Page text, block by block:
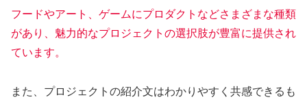
フードやアート、ゲームにプロダクトなどさまざまな種類
があり、魅力的なプロジェクトの選択肢が豊富に提供され
ています。
また、プロジェクトの紹介文はわかりやすく共感できるも